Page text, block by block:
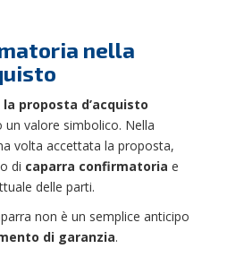
nella
proposta d’acquisto
un valore simbolico. Nella
volta accettata la proposta,
di caparra confirmatoria e
delle parti.
non è un semplice anticipo
di garanzia.